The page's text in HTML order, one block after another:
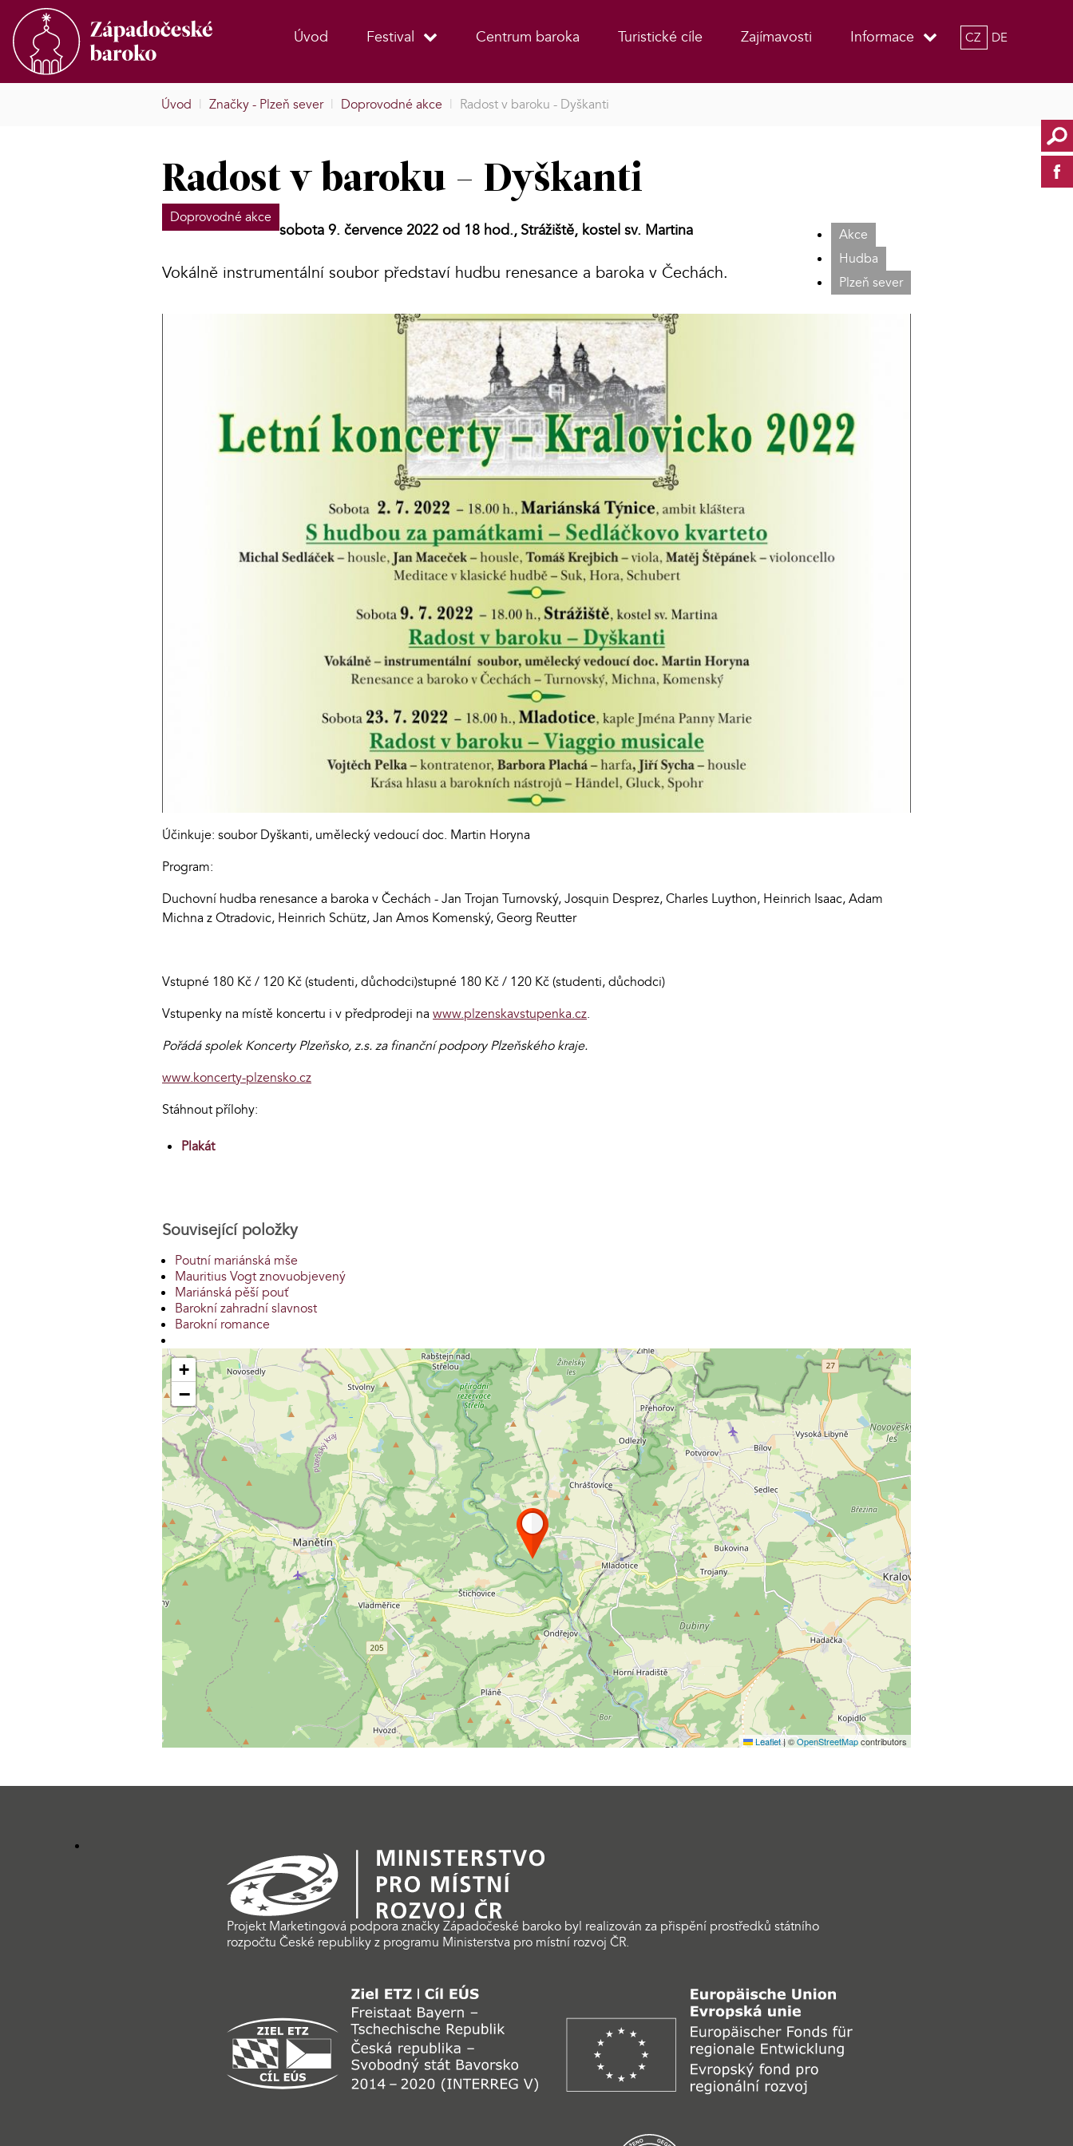
Úvod Festival Centrum baroka Turistické cíle Zajímavosti Informace CZ DE
Úvod | Značky - Plzeň sever | Doprovodné akce | Radost v baroku - Dyškanti
Radost v baroku - Dyškanti
Doprovodné akce
Akce
Hudba
Plzeň sever
sobota 9. července 2022 od 18 hod., Strážiště, kostel sv. Martina
Vokálně instrumentální soubor představí hudbu renesance a baroka v Čechách.
Účinkuje: soubor Dyškanti, umělecký vedoucí doc. Martin Horyna
Program:
Duchovní hudba renesance a baroka v Čechách - Jan Trojan Turnovský, Josquin Desprez, Charles Luython, Heinrich Isaac, Adam
Michna z Otradovic, Heinrich Schütz, Jan Amos Komenský, Georg Reutter
Vstupné 180 Kč / 120 Kč (studenti, důchodci)stupné 180 Kč / 120 Kč (studenti, důchodci)
Vstupenky na místě koncertu i v předprodeji nawww.plzenskavstupenka.cz.
Pořádá spolek Koncerty Plzeňsko, z.s. za finanční podpory Plzeňského kraje.
www.koncerty-plzensko.cz
Stáhnout přílohy:
Plakát
Související položky
Poutní mariánská mše
Mauritius Vogt znovuobjevený
Mariánská pěší pouť
Barokní zahradní slavnost
Barokní romance
+
−
Leaflet|©OpenStreetMapcontributors
Projekt Marketingová podpora značky Západočeské baroko byl realizován za přispění prostředků státního
rozpočtu České republiky z programu Ministerstva pro místní rozvoj ČR.